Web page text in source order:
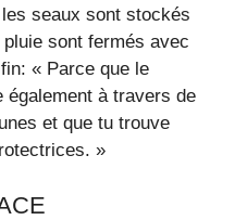
seaux sont stockés
sont fermés avec
« Parce que le
également à travers de
et que tu trouve
»